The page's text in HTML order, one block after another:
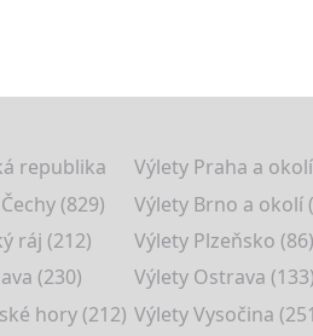
republika
Výlety Praha a
(829)
Výlety Brno a okolí
ráj (212)
Výlety Plzeňsko (86)
(230)
Výlety Ostrava (133)
hory (212) Výlety Vysočina